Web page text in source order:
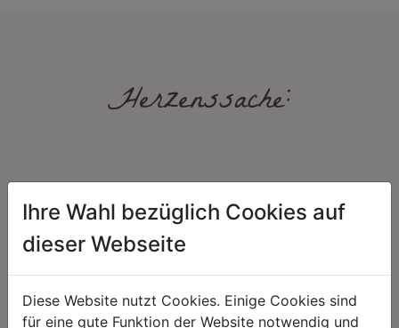
Herzenssache:
Unser Sortiment steht für ein
positives Lebensgefühl. Wir
Nicht immer ist der günstigste Preis
auch ein guter Preis. Wir handeln
Ihre Wahl bezüglich Cookies auf
dieser Webseite
Diese Website nutzt Cookies. Einige Cookies sind
für eine gute Funktion der Website notwendig und